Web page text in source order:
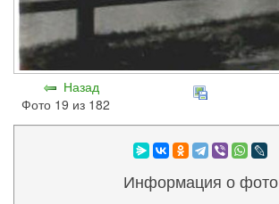
Назад
Фото 19 из 182
Информация о фото